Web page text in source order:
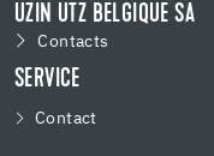
UZIN UTZ BELGIQUE SA
Contacts
SERVICE
Contact